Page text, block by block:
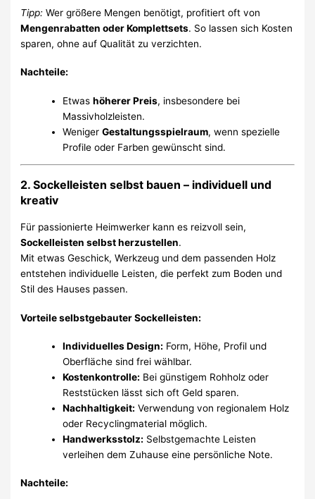
Tipp: Wer größere Mengen benötigt, profitiert oft von
Mengenrabatten oder Komplettsets. So lassen sich Kosten
sparen, ohne auf Qualität zu verzichten.
Nachteile:
Etwashöherer Preis, insbesondere bei
Massivholzleisten.
WenigerGestaltungsspielraum, wenn spezielle
Profile oder Farben gewünscht sind.
2. Sockelleisten selbst bauen – individuell und
kreativ
Für passionierte Heimwerker kann es reizvoll sein,
Sockelleisten selbst herzustellen.
Mit etwas Geschick, Werkzeug und dem passenden Holz
entstehen individuelle Leisten, die perfekt zum Boden und
Stil des Hauses passen.
Vorteile selbstgebauter Sockelleisten:
Individuelles Design: Form, Höhe, Profil und
Oberfläche sind frei wählbar.
Kostenkontrolle: Bei günstigem Rohholz oder
Reststücken lässt sich oft Geld sparen.
Nachhaltigkeit: Verwendung von regionalem Holz
oder Recyclingmaterial möglich.
Handwerksstolz: Selbstgemachte Leisten
verleihen dem Zuhause eine persönliche Note.
Nachteile: